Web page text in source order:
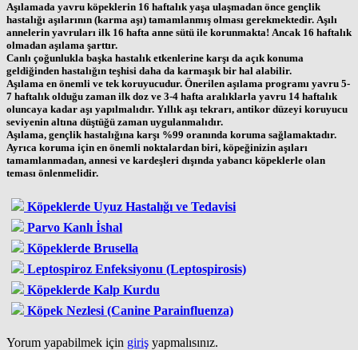
Aşılamada yavru köpeklerin 16 haftalık yaşa ulaşmadan önce gençlik
hastalığı aşılarının (karma aşı) tamamlanmış olması gerekmektedir. Aşılı
annelerin yavruları ilk 16 hafta anne sütü ile korunmakta! Ancak 16 haftalık
olmadan aşılama şarttır.
Canlı çoğunlukla başka hastalık etkenlerine karşı da açık konuma
geldiğinden hastalığın teşhisi daha da karmaşık bir hal alabilir.
Aşılama en önemli ve tek koruyucudur. Önerilen aşılama programı yavru 5-
7 haftalık olduğu zaman ilk doz ve 3-4 hafta aralıklarla yavru 14 haftalık
oluncaya kadar aşı yapılmalıdır. Yıllık aşı tekrarı, antikor düzeyi koruyucu
seviyenin altına düştüğü zaman uygulanmalıdır.
Aşılama, gençlik hastalığına karşı %99 oranında koruma sağlamaktadır.
Ayrıca koruma için en önemli noktalardan biri, köpeğinizin aşıları
tamamlanmadan, annesi ve kardeşleri dışında yabancı köpeklerle olan
teması önlenmelidir.
Köpeklerde Uyuz Hastalığı ve Tedavisi
Parvo Kanlı İshal
Köpeklerde Brusella
Leptospiroz Enfeksiyonu (Leptospirosis)
Köpeklerde Kalp Kurdu
Köpek Nezlesi (Canine Parainfluenza)
Yorum yapabilmek için giriş yapmalısınız.